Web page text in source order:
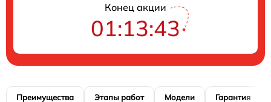
Конец акции
01:13:42
Преимущества Этапы работ Модели Гарантия